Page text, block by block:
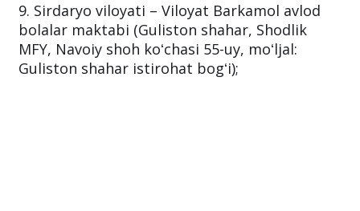
9. Sirdaryo viloyati – Viloyat Barkamol avlod
bolalar maktabi (Guliston shahar, Shodlik
MFY, Navoiy shoh koʻchasi 55-uy, moʻljal:
Guliston shahar istirohat bogʻi);